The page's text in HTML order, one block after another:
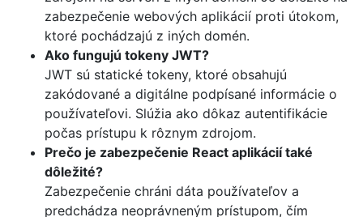
zabezpečenie webových aplikácií proti útokom,
ktoré pochádzajú z iných domén.
Ako fungujú tokeny JWT?
JWT sú statické tokeny, ktoré obsahujú
zakódované a digitálne podpísané informácie o
používateľovi. Slúžia ako dôkaz autentifikácie
počas prístupu k rôznym zdrojom.
Prečo je zabezpečenie React aplikácií také
dôležité?
Zabezpečenie chráni dáta používateľov a
predchádza neoprávneným prístupom, čím